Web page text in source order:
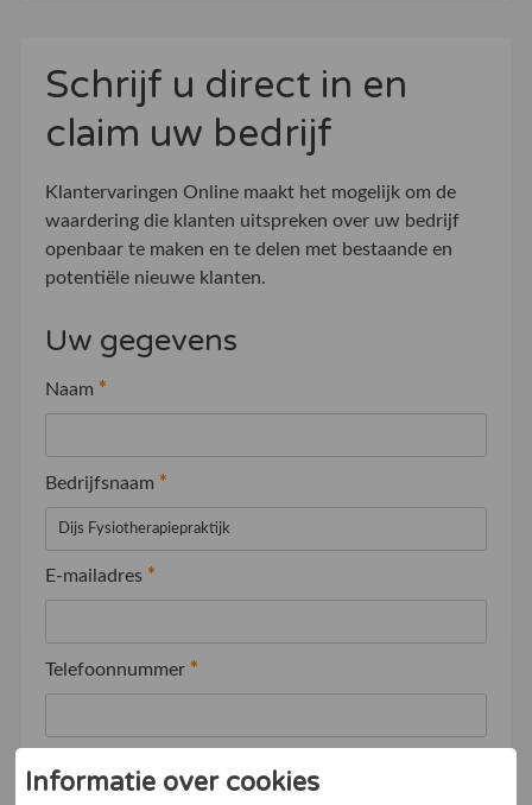
Schrijf u direct in en
claim uw bedrijf
Klantervaringen Online maakt het mogelijk om de
waardering die klanten uitspreken over uw bedrijf
openbaar te maken en te delen met bestaande en
potentiële nieuwe klanten.
Uw gegevens
Naam *
Bedrijfsnaam *
E-mailadres *
Telefoonnummer *
Informatie over cookies